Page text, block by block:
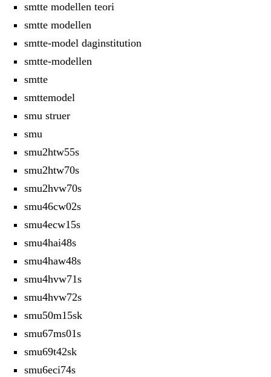
smtte modellen teori
smtte modellen
smtte-model daginstitution
smtte-modellen
smtte
smttemodel
smu struer
smu
smu2htw55s
smu2htw70s
smu2hvw70s
smu46cw02s
smu4ecw15s
smu4hai48s
smu4haw48s
smu4hvw71s
smu4hvw72s
smu50m15sk
smu67ms01s
smu69t42sk
smu6eci74s